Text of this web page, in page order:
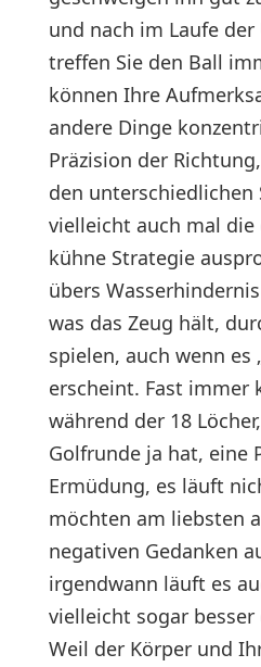
und nach im Laufe
treffen Sie den Ball
können Ihre
andere Dinge
Präzision der
den unterschiedlichen
vielleicht auch mal die
kühne Strategie
übers
was das Zeug hält,
spielen, auch wenn es
erscheint. Fast immer
während der 18
Golfrunde ja hat, eine
Ermüdung, es läuft
möchten am liebsten
negativen Gedanken
irgendwann läuft es
vielleicht sogar besser
Weil der Körper und